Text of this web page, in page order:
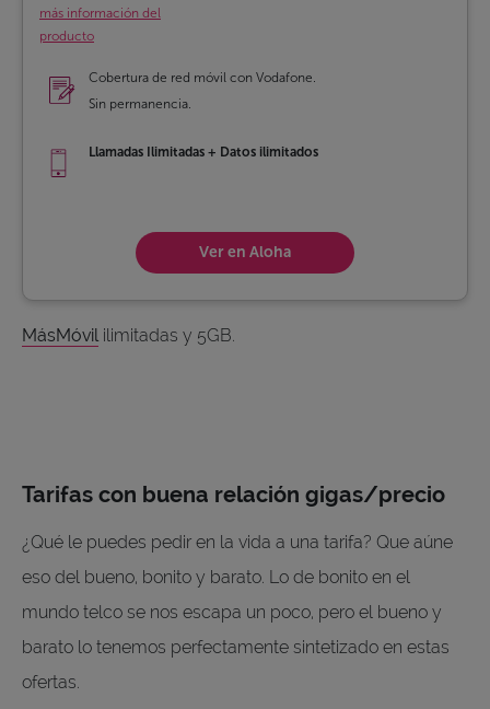
más información del
producto
Ver en Aloha
Cobertura de red móvil con Vodafone.
Sin permanencia.
Llamadas Ilimitadas + Datos ilimitados
MásMóvililimitadas y 5GB.
Tarifas con buena relación gigas/precio
¿Qué le puedes pedir en la vida a una tarifa? Que aúne
eso del bueno, bonito y barato. Lo de bonito en el
mundo telco se nos escapa un poco, pero el bueno y
barato lo tenemos perfectamente sintetizado en estas
ofertas.